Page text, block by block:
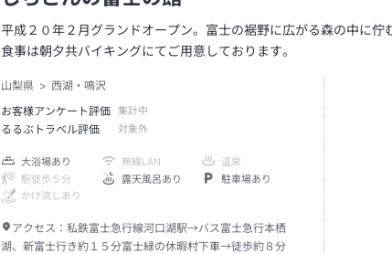
平成２０年２月グランドオープン。富士の裾野に広がる森の中に佇
食事は朝夕共バイキングにてご用意しております。
山梨県
西湖・鳴沢
お客様アンケート評価
集計中
るるぶトラベル評価 対象外
大浴場あり 無線LAN
温泉
駅徒歩５分
露天風呂あり
駐車場あり
かけ流しあり
アクセス： 私鉄富士急行線河口湖駅→バス富士急行本栖
湖、新富士行き約１５分富士緑の休暇村下車→徒歩約８分